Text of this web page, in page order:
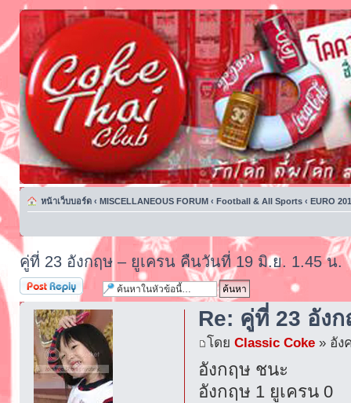
หน้าเว็บบอร์ด ‹ MISCELLANEOUS FORUM ‹ Football & All Sports ‹ EURO
คู่ที่ 23 อังกฤษ – ยูเครน คืนวันที่ 19 มิ.ย. 1.45 น.
ตอบกระทู้
Re: คู่ที่ 23 อัง
โดยClassic Coke » อัง
อังกฤษ ชนะ
อังกฤษ 1 ยูเครน 0